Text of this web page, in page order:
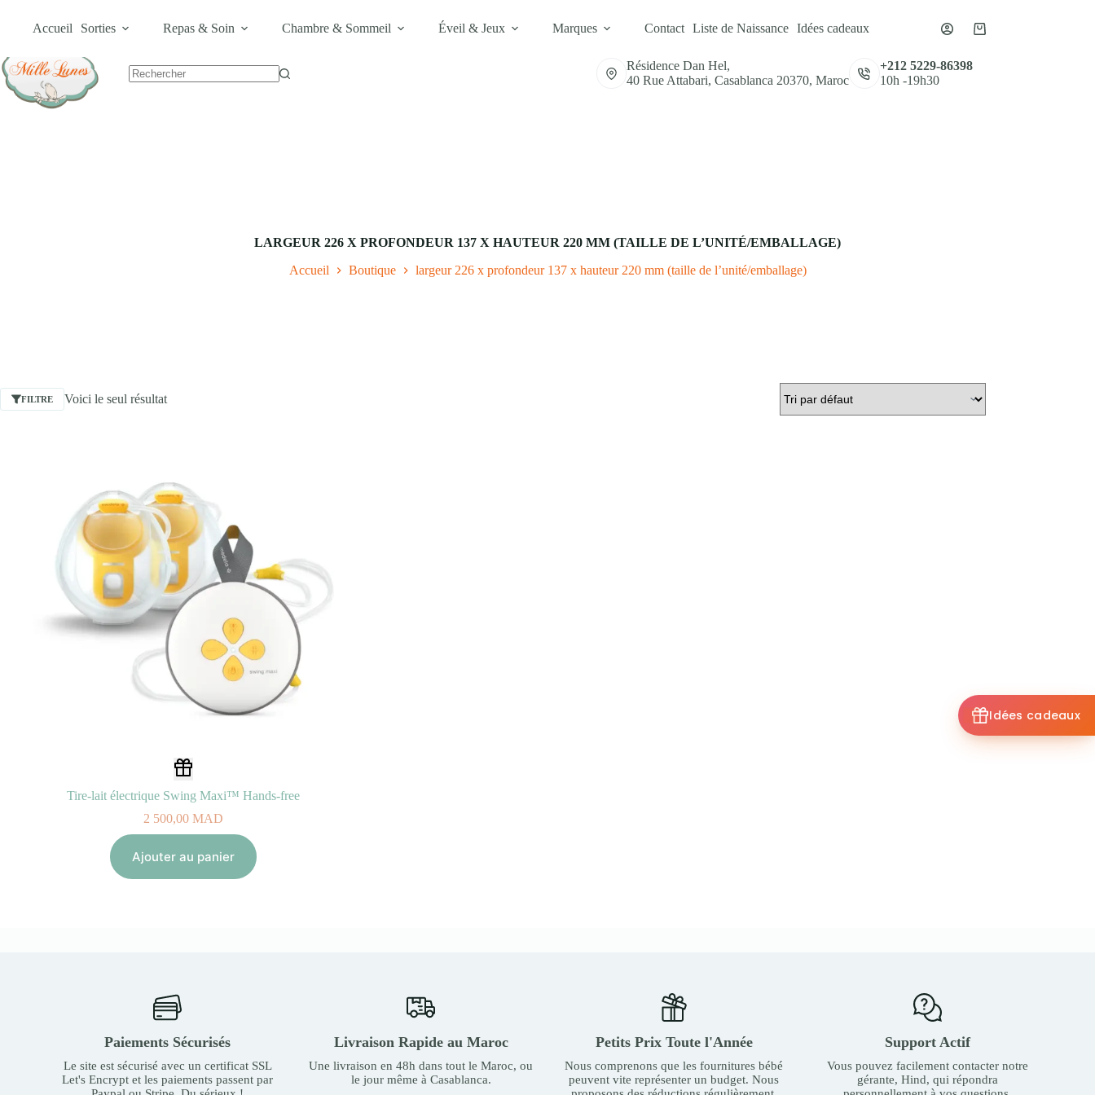
contenu
Résidence Dan Hel,
40 Rue Attabari, Casablanca 20370, Maroc
+212 5229-86398
10h -19h30
Accueil Sorties Repas & Soin Chambre & Sommeil Éveil & Jeux Marques Contact Liste de Naissance Idées cadeaux
Panier
LARGEUR 226 X PROFONDEUR 137 X HAUTEUR 220 MM (TAILLE DE L’UNITÉ/EMBALLAGE)
Accueil Boutique largeur 226 x profondeur 137 x hauteur 220 mm (taille de l’unité/emballage)
FILTRE Voici le seul résultat
Tire-lait électrique Swing Maxi™ Hands-free
2 500,00MAD
Ajouter au panier
Paiements Sécurisés
Le site est sécurisé avec un certificat SSL
Let's Encrypt et les paiements passent par
Livraison Rapide au Maroc
Une livraison en 48h dans tout le Maroc, ou
le jour même à Casablanca.
Petits Prix Toute l'Année
Nous comprenons que les fournitures bébé
peuvent vite représenter un budget. Nous
Support Actif
Vous pouvez facilement contacter notre
gérante, Hind, qui répondra
Idées cadeaux